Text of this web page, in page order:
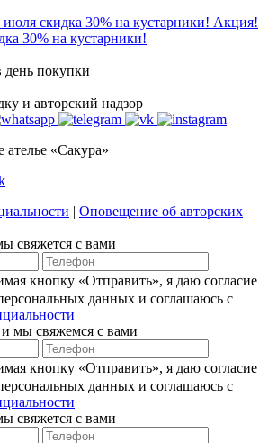
Акция!
30% на кустарники!
день покупки
и авторский надзор
«Сакура»
| Оповещение об авторских
свяжется с вами
кнопку «Отправить», я даю согласие
данных и соглашаюсь с
мы свяжемся с вами
кнопку «Отправить», я даю согласие
данных и соглашаюсь с
свяжется с вами